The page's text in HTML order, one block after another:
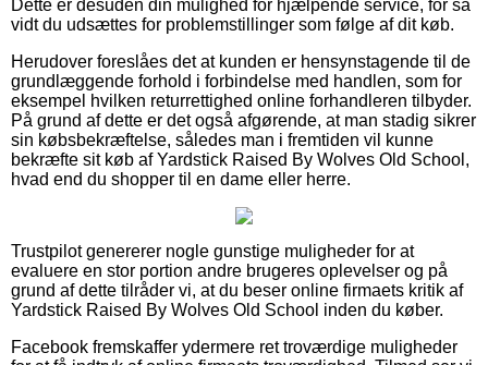
Dette er desuden din mulighed for hjælpende service, for så
vidt du udsættes for problemstillinger som følge af dit køb.
Herudover foreslåes det at kunden er hensynstagende til de
grundlæggende forhold i forbindelse med handlen, som for
eksempel hvilken returrettighed online forhandleren tilbyder.
På grund af dette er det også afgørende, at man stadig sikrer
sin købsbekræftelse, således man i fremtiden vil kunne
bekræfte sit køb af Yardstick Raised By Wolves Old School,
hvad end du shopper til en dame eller herre.
Trustpilot genererer nogle gunstige muligheder for at
evaluere en stor portion andre brugeres oplevelser og på
grund af dette tilråder vi, at du beser online firmaets kritik af
Yardstick Raised By Wolves Old School inden du køber.
Facebook fremskaffer ydermere ret troværdige muligheder